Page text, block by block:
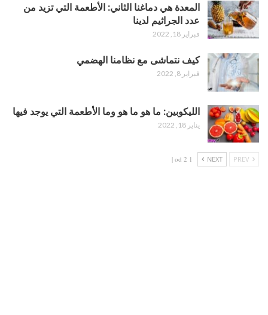
المعدة هي دماغنا الثاني: الأطعمة التي تزيد من
عدد الجراثيم لدينا
فبراير 18, 2022
كيف نتماشى مع نظامنا الهضمي
فبراير 8, 2022
الليكوبين: ما هو ما هو وما الأطعمة التي يوجد فيها
يناير 18, 2022
NEXT
1 od 2 |